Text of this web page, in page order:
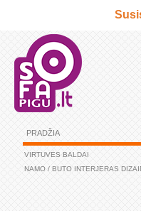
PRADŽIA
VIRTUVĖS BALDAI
NAMO / BUTO INTERJERAS